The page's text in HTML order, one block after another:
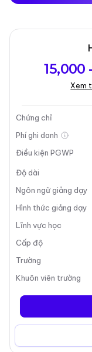
chương trình
Cập nhật lần cuối
Tổng
Tổng
Theo đuổi một
nghĩa với chứng
Durham
trang bị cho sinh
cung cấp sự
hàng. Nhân Viên
chăm sóc quan
hoạt động sinh
thuyết với đào
lâm sàng, để
thách thức thực
sức khỏe khác
15,000
Xem
Chứng chỉ
Phí ghi danh
Điều kiện PGWP
Độ dài
Ngôn ngữ giảng dạy
Hình thức giảng dạy
Lĩnh vực học
Cấp độ
Trường
Khuôn viên trường